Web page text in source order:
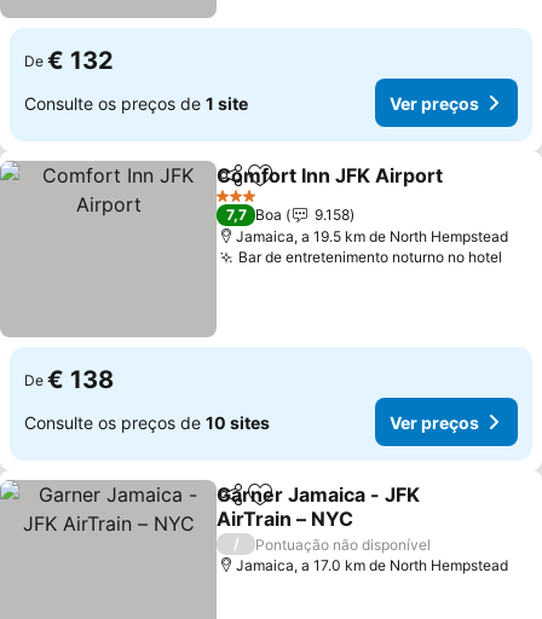
De € 132
Consulte os preços de 1 site Ver preços
PartilharAdicionar aos favoritos
Comfort Inn JFK Airport
3 Estrelas
7,7 Boa
9.158
Jamaica, a 19.5 km de North Hempstead
Bar de entretenimento noturno no hotel
De € 138
Consulte os preços de 10 sites Ver preços
PartilharAdicionar aos favoritos
Garner Jamaica - JFK
AirTrain – NYC
/
Pontuação não disponível
Jamaica, a 17.0 km de North Hempstead